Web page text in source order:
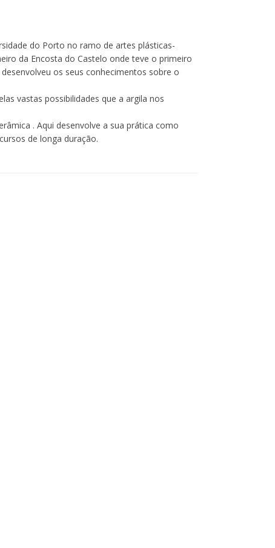
do Porto no ramo de artes plásticas-
da Encosta do Castelo onde teve o primeiro
os seus conhecimentos sobre o
vastas possibilidades que a argila nos
. Aqui desenvolve a sua prática como
de longa duração.